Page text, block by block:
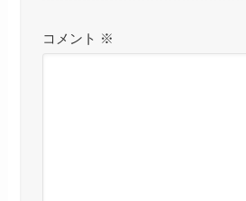
コメント ※